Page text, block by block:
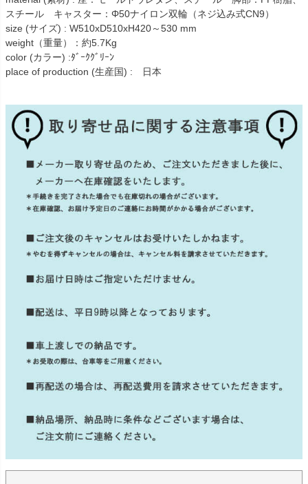
スチール キャスター：Φ50ナイロン双輪（ネジ込み式CN9）
size (サイズ) : W510xD510xH420～530 mm
weight（重量）：約5.7Kg
color (カラー) :ﾀﾞｰｸｸﾞﾘｰﾝ
place of production (生産国) : 日本